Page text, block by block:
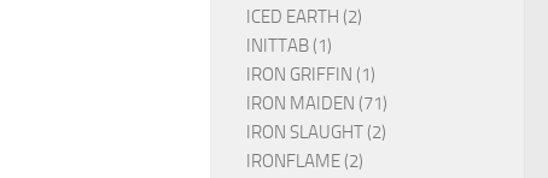
ICED EARTH (2)
INITTAB (1)
IRON GRIFFIN (1)
IRON MAIDEN (71)
IRON SLAUGHT (2)
IRONFLAME (2)